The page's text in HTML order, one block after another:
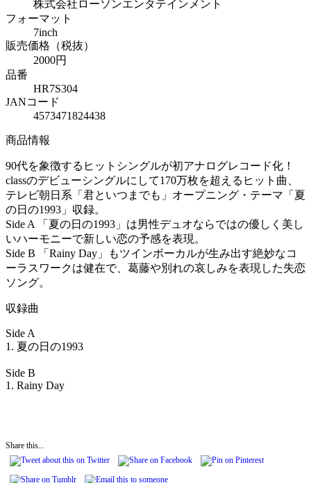
株式会社ローソンエンタテインメント
フォーマット
7inch
販売価格（税抜）
2000円
品番
HR7S304
JANコード
4573471824438
商品情報
90代を象徴するヒットシングルが初アナログレコード化！
classのデビューシングルにして170万枚を超えるヒット曲、
テレビ朝日系「君といつまでも」オープニング・テーマ「夏
の日の1993」収録。
Side A 「夏の日の1993」は男性デュオならではの優しく美し
いハーモニーで新しい恋の予感を表現。
Side B 「Rainy Day」もツインボーカルが生み出す絶妙なコ
ーラスワークは健在で、葛藤や別れの哀しみを表現した失恋
ソング。
収録曲
Side A
1. 夏の日の1993
Side B
1. Rainy Day
Share this...